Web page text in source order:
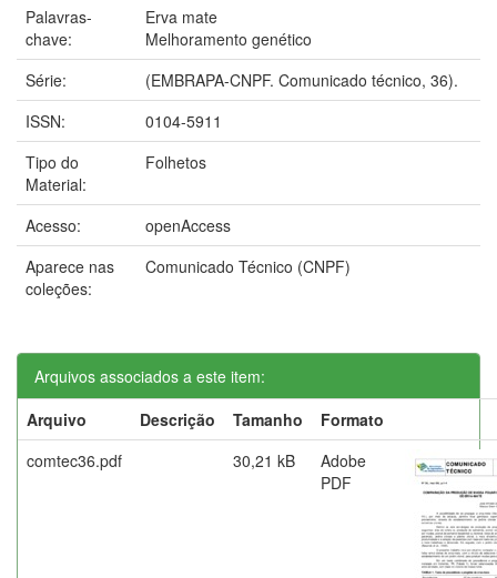
Palavras-
chave:
Erva mate
Melhoramento genético
Série:
(EMBRAPA-CNPF. Comunicado técnico, 36).
ISSN:
0104-5911
Tipo do
Material:
Folhetos
Acesso:
openAccess
Aparece nas
coleções:
Comunicado Técnico (CNPF)
Arquivos associados a este item:
Arquivo
Descrição Tamanho
Formato
comtec36.pdf
30,21 kB
Adobe
PDF